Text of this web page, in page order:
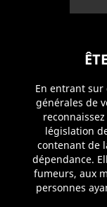
En entrant sur
générales de
législation
contenant de
dépendance.
fumeurs, aux
personnes